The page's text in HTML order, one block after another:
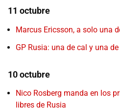
11 octubre
Marcus Ericsson, a solo una
GP Rusia: una de cal y una
10 octubre
Nico Rosberg manda en los
libres de Rusia